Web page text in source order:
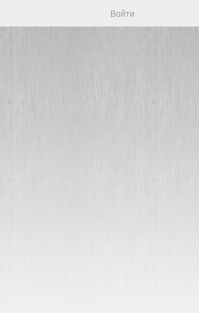
Войти